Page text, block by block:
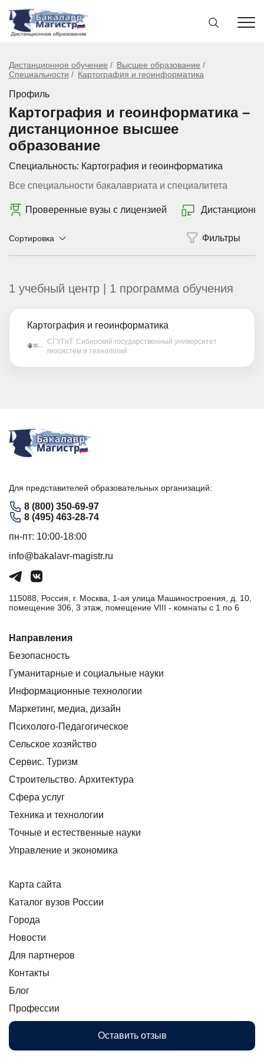
Дистанционное обучение
Высшее образование
Специальности
Картография и геоинформатика
Профиль
Картография и геоинформатика –
дистанционное высшее
образование
Специальность: Картография и геоинформатика
Все специальности бакалавриата и специалитета
Проверенные вузы с лицензией Дистанционно
Сортировка
1 учебный центр | 1 программа обучения
Картография и геоинформатика
СГУГиТ. Сибирский государственный университет
геосистем и технологий
Для представителей образовательных организаций:
8 (800) 350-69-97
8 (495) 463-28-74
пн-пт: 10:00-18:00
info@bakalavr-magistr.ru
115088, Россия, г. Москва, 1-ая улица Машиностроения, д. 10,
помещение 306, 3 этаж, помещение VIII - комнаты с 1 по 6
Направления
Безопасность
Гуманитарные и социальные науки
Информационные технологии
Маркетинг, медиа, дизайн
Психолого-Педагогическое
Сельское хозяйство
Сервис. Туризм
Строительство. Архитектура
Сфера услуг
Техника и технологии
Точные и естественные науки
Управление и экономика
Карта сайта
Каталог вузов России
Города
Новости
Для партнеров
Контакты
Блог
Профессии
Оставить отзыв